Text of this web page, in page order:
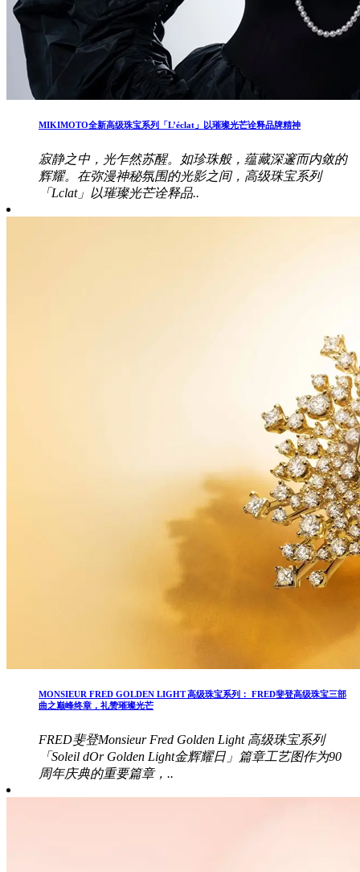
MIKIMOTO全新高级珠宝系列「L’éclat」以璀璨光芒诠释品牌精神
寂静之中，光乍然苏醒。如珍珠般，蕴藏深邃而内敛的
辉耀。在弥漫神秘氛围的光影之间，高级珠宝系列
「Lclat」以璀璨光芒诠释品..
MONSIEUR FRED GOLDEN LIGHT 高级珠宝系列： FRED斐登高级珠宝三部
曲之巅峰终章，礼赞璀璨光芒
FRED斐登Monsieur Fred Golden Light 高级珠宝系列
「Soleil dOr Golden Light金辉耀日」篇章工艺图作为90
周年庆典的重要篇章，..